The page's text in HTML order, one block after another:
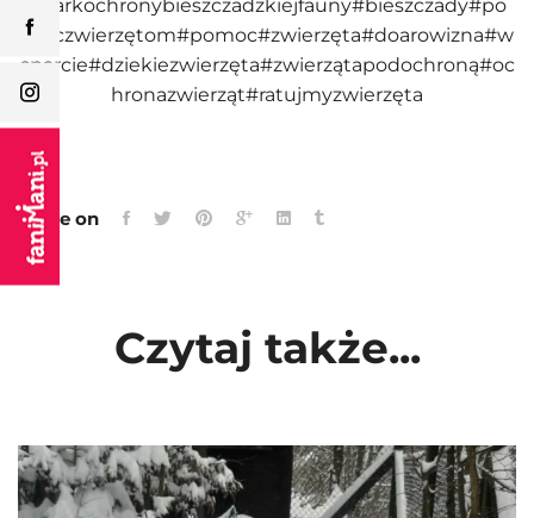
#Parkochronybieszczadzkiejfauny#bieszczady#po
moczwierzętom#pomoc#zwierzęta#doarowizna#w
sparcie#dziekiezwierzęta#zwierzątapodochroną#oc
hronazwierząt#ratujmyzwierzęta
Share on
Czytaj także...